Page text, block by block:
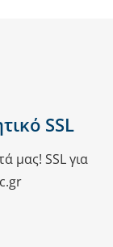
επιλογές
να
SSL
μας! SSL για